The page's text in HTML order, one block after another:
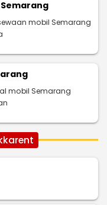
mobil Semarang
mobil Semarang